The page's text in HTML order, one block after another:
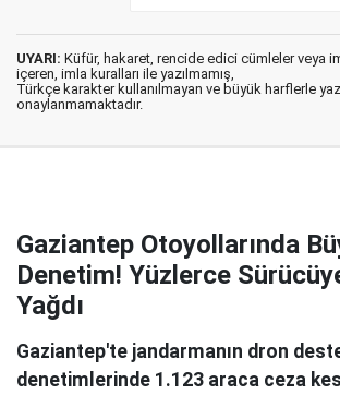
UYARI: Küfür, hakaret, rencide edici cümleler veya
içeren, imla kuralları ile yazılmamış,
Türkçe karakter kullanılmayan ve büyük harflerle
onaylanmamaktadır.
Gaziantep Otoyollarında
Denetim! Yüzlerce
Yağdı
Gaziantep'te jandarmanın dron
denetimlerinde 1.123 araca ceza